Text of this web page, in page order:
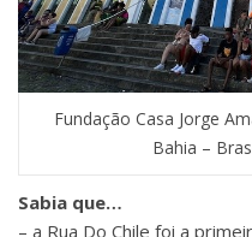
Fundação Casa Jorge
Bahia –
Sabia que…
– a Rua Do Chile foi a